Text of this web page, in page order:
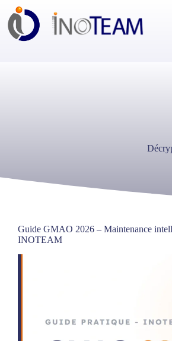
Passer
contenu
Guide GMAO 2026 – Maintenance
INOTEAM